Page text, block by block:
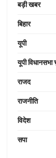
बड़ी खबर
बिहार
यूपी
यूपी विधानसभा
राजद
राजनीति
विदेश
सपा